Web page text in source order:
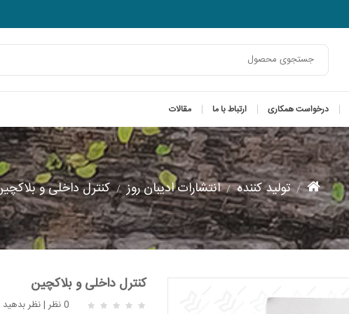
درخواست همکاری ارتباط با ما مقالات
تولید کننده انتشارات ادیبان روز کنترل داخلی و
کنترل داخلی و بلاکچین
0 نظر |نظر بدهید